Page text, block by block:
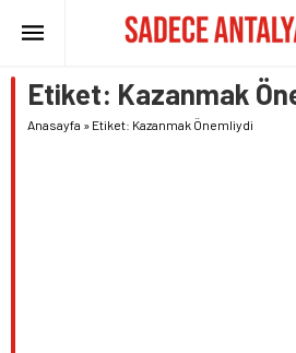
Etiket: Kazanmak
Anasayfa » Etiket: Kazanmak Önemliydi